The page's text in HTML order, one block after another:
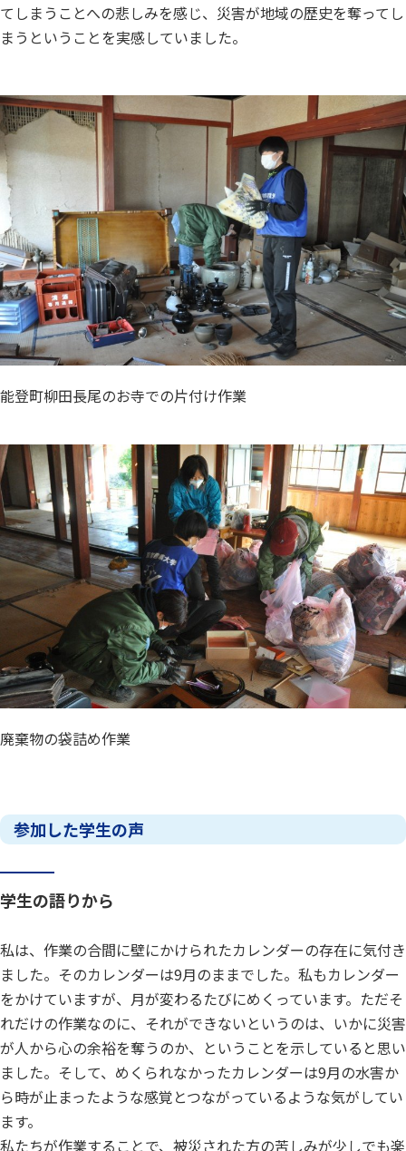
てしまうことへの悲しみを感じ、災害が地域の歴史を奪ってし
まうということを実感していました。
能登町柳田長尾のお寺での片付け作業
廃棄物の袋詰め作業
参加した学生の声
学生の語りから
私は、作業の合間に壁にかけられたカレンダーの存在に気付き
ました。そのカレンダーは9月のままでした。私もカレンダー
をかけていますが、月が変わるたびにめくっています。ただそ
れだけの作業なのに、それができないというのは、いかに災害
が人から心の余裕を奪うのか、ということを示していると思い
ました。そして、めくられなかったカレンダーは9月の水害か
ら時が止まったような感覚とつながっているような気がしてい
ます。
私たちが作業することで、被災された方の苦しみが少しでも楽